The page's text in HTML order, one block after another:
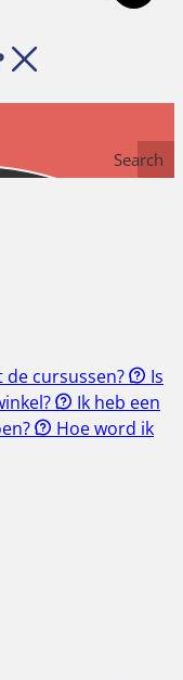
Search
cursussen?
Is
Ik heb een
Hoe word ik